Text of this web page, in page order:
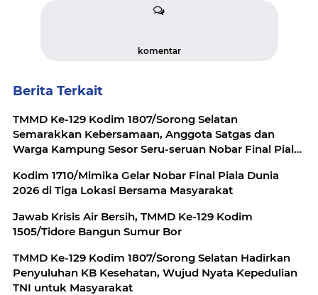
komentar
Berita Terkait
TMMD Ke-129 Kodim 1807/Sorong Selatan
Semarakkan Kebersamaan, Anggota Satgas dan
Warga Kampung Sesor Seru-seruan Nobar Final Piala
Kodim 1710/Mimika Gelar Nobar Final Piala Dunia
2026 di Tiga Lokasi Bersama Masyarakat
Jawab Krisis Air Bersih, TMMD Ke-129 Kodim
1505/Tidore Bangun Sumur Bor
TMMD Ke-129 Kodim 1807/Sorong Selatan Hadirkan
Penyuluhan KB Kesehatan, Wujud Nyata Kepedulian
TNI untuk Masyarakat